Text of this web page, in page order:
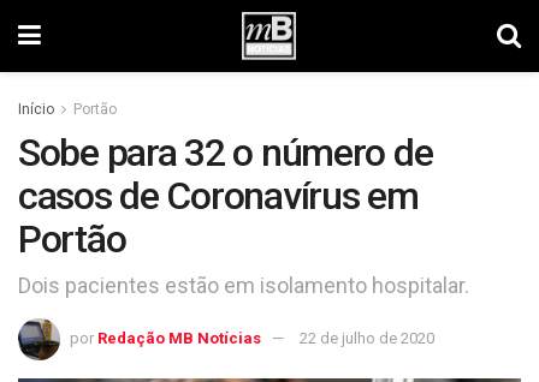
Início Portão
Sobe para 32 o número de
casos de Coronavírus em
Portão
Dois pacientes estão em isolamento hospitalar.
por Redação MB Notícias 22 de julho de 2020